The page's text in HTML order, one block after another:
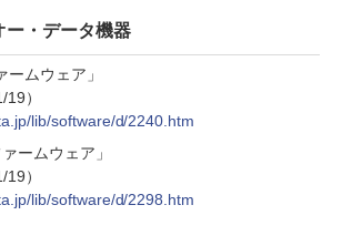
ー・データ機器
ームウェア」
）
lib/software/d/2240.htm
ームウェア」
）
lib/software/d/2298.htm